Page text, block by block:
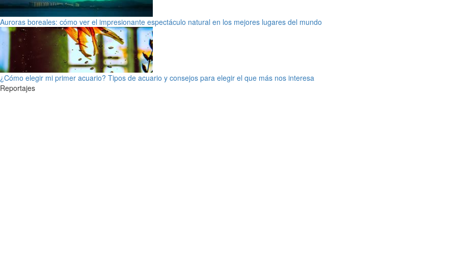
Auroras boreales: cómo ver el impresionante espectáculo natural en los mejores lugares del mundo
¿Cómo elegir mi primer acuario? Tipos de acuario y consejos para elegir el que más nos interesa
Reportajes